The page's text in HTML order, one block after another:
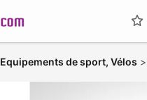
Equipements de sport, Vélos >